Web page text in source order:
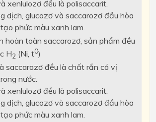
xenlulozơ đều là polisaccarit.
dịch, glucozơ và saccarozơ đầu hòa
, tạo phức màu xanh lam.
hoàn toàn saccarozơ, sản phẩm đều
H2 (Ni, t0)
saccarozơ đều là chất rắn có vị
nước.
xenlulozơ đều là polisaccarit.
dịch, glucozơ và saccarozơ đầu hòa
phức màu xanh lam.